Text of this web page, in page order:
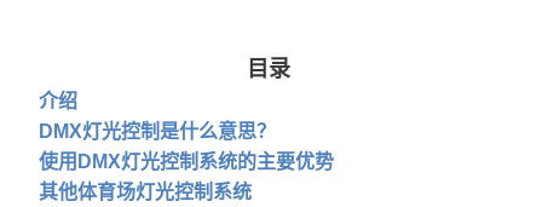
目录
介绍
DMX灯光控制是什么意思？
使用DMX灯光控制系统的主要优势
其他体育场灯光控制系统